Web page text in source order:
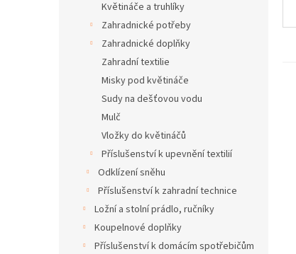
Květináče a truhlíky
Zahradnické potřeby
Zahradnické doplňky
Zahradní textilie
Misky pod květináče
Sudy na dešťovou vodu
Mulč
Vložky do květináčů
Příslušenství k upevnění textilií
Odklízení sněhu
Příslušenství k zahradní technice
Ložní a stolní prádlo, ručníky
Koupelnové doplňky
Příslušenství k domácím spotřebičům